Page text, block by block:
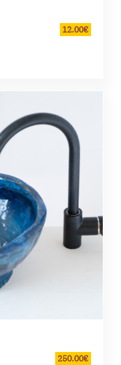
12.00€
250.00€